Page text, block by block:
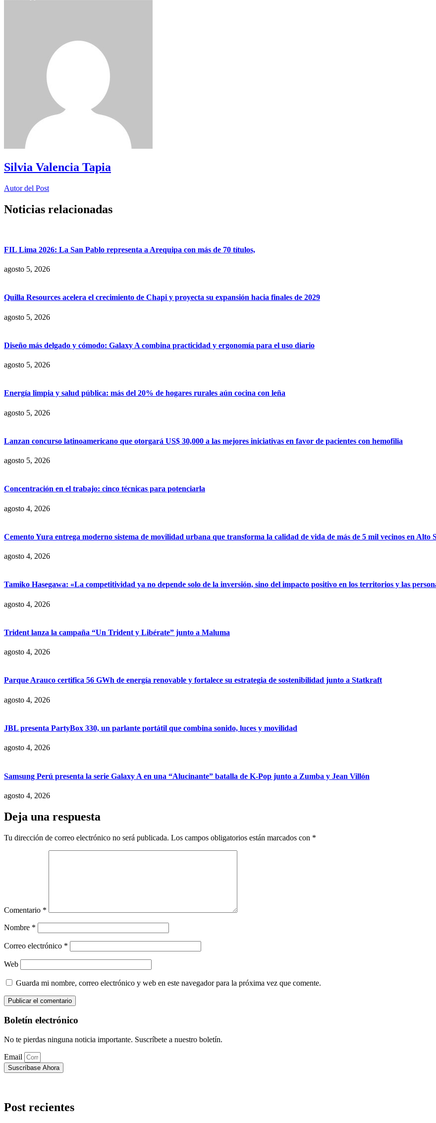
Silvia Valencia Tapia
Autor del Post
Noticias relacionadas
FIL Lima 2026: La San Pablo representa a Arequipa con más de 70 títulos,
agosto 5, 2026
Quilla Resources acelera el crecimiento de Chapi y proyecta su expansión hacia finales de 2029
agosto 5, 2026
Diseño más delgado y cómodo: Galaxy A combina practicidad y ergonomía para el uso diario
agosto 5, 2026
Energía limpia y salud pública: más del 20% de hogares rurales aún cocina con leña
agosto 5, 2026
Lanzan concurso latinoamericano que otorgará US$ 30,000 a las mejores iniciativas en favor de pacientes con hemofilia
agosto 5, 2026
Concentración en el trabajo: cinco técnicas para potenciarla
agosto 4, 2026
Cemento Yura entrega moderno sistema de movilidad urbana que transforma la calidad de vida de más de 5 mil vecinos en Alto
agosto 4, 2026
Tamiko Hasegawa: «La competitividad ya no depende solo de la inversión, sino del impacto positivo en los territorios y las
agosto 4, 2026
Trident lanza la campaña “Un Trident y Libérate” junto a Maluma
agosto 4, 2026
Parque Arauco certifica 56 GWh de energía renovable y fortalece su estrategia de sostenibilidad junto a Statkraft
agosto 4, 2026
JBL presenta PartyBox 330, un parlante portátil que combina sonido, luces y movilidad
agosto 4, 2026
Samsung Perú presenta la serie Galaxy A en una “Alucinante” batalla de K-Pop junto a Zumba y Jean Villón
agosto 4, 2026
Deja una respuesta
Tu dirección de correo electrónico no será publicada. Los campos obligatorios están marcados con *
Comentario *
Nombre *
Correo electrónico *
Web
Guarda mi nombre, correo electrónico y web en este navegador para la próxima vez que comente.
Boletín electrónico
No te pierdas ninguna noticia importante. Suscríbete a nuestro boletín.
Email
Suscríbase Ahora
Post recientes